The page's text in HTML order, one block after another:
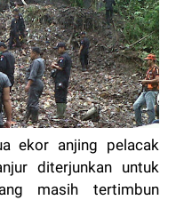
ekor anjing pelacak
diterjunkan untuk
masih tertimbun